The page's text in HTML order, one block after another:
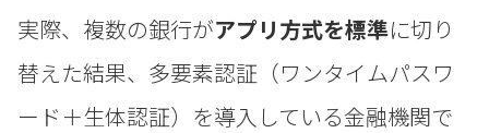
実際、複数の銀行がアプリ方式を標準に切り
替えた結果、多要素認証（ワンタイムパスワ
ード＋生体認証）を導入している金融機関で